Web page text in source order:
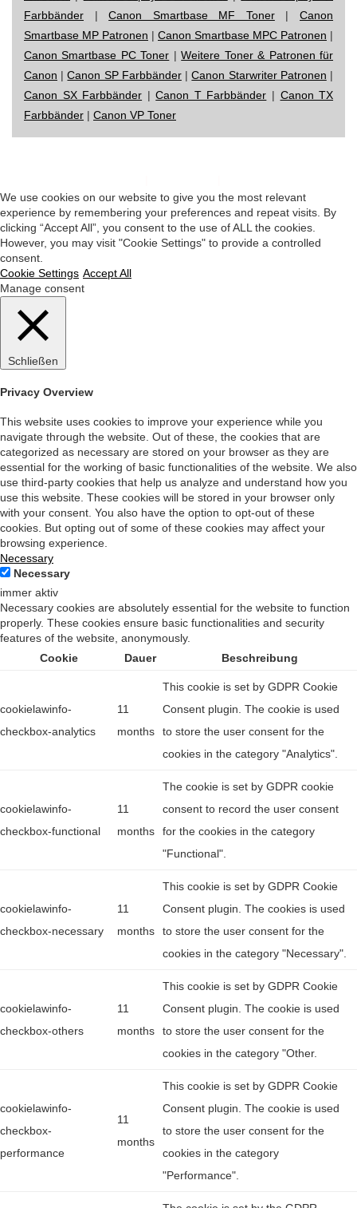
Farbbänder |Canon Smartbase MF Toner|Canon
Smartbase MP Patronen | Canon Smartbase MPC Patronen |
Canon Smartbase PC Toner |Weitere Toner & Patronen für
Canon |Canon SP Farbbänder|Canon Starwriter Patronen |
Canon SX Farbbänder |Canon T Farbbänder | Canon TX
Farbbänder | Canon VP Toner
We use cookies on our website to give you the most relevant
experience by remembering your preferences and repeat visits. By
clicking “Accept All”, you consent to the use of ALL the cookies.
However, you may visit "Cookie Settings" to provide a controlled
consent.
Cookie Settings Accept All
Manage consent
Schließen
Privacy Overview
This website uses cookies to improve your experience while you
navigate through the website. Out of these, the cookies that are
categorized as necessary are stored on your browser as they are
essential for the working of basic functionalities of the website. We also
use third-party cookies that help us analyze and understand how you
use this website. These cookies will be stored in your browser only
with your consent. You also have the option to opt-out of these
cookies. But opting out of some of these cookies may affect your
browsing experience.
Necessary
Necessary
immer aktiv
Necessary cookies are absolutely essential for the website to function
properly. These cookies ensure basic functionalities and security
features of the website, anonymously.
Cookie
Dauer Beschreibung
cookielawinfo-
checkbox-analytics
11
months
This cookie is set by GDPR Cookie
Consent plugin. The cookie is used
to store the user consent for the
cookies in the category "Analytics".
cookielawinfo-
checkbox-functional
11
months
The cookie is set by GDPR cookie
consent to record the user consent
for the cookies in the category
"Functional".
cookielawinfo-
checkbox-necessary
11
months
This cookie is set by GDPR Cookie
Consent plugin. The cookies is used
to store the user consent for the
cookies in the category "Necessary".
cookielawinfo-
checkbox-others
11
months
This cookie is set by GDPR Cookie
Consent plugin. The cookie is used
to store the user consent for the
cookies in the category "Other.
cookielawinfo-
checkbox-
performance
11
months
This cookie is set by GDPR Cookie
Consent plugin. The cookie is used
to store the user consent for the
cookies in the category
"Performance".